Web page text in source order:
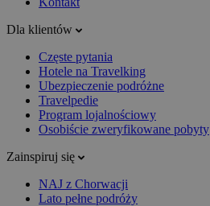
Dla klientów
Częste pytania
Hotele na Travelking
Ubezpieczenie podróżne
Travelpedie
Program lojalnościowy
Osobiście zweryfikowane pobyty
Zainspiruj się
NAJ z Chorwacji
Lato pełne podróży